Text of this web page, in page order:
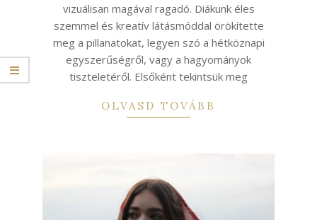
vizuálisan magával ragadó. Diákunk éles
szemmel és kreatív látásmóddal örökítette
meg a pillanatokat, legyen szó a hétköznapi
egyszerűségről, vagy a hagyományok
tiszteletéről. Elsőként tekintsük meg
OLVASD TOVÁBB